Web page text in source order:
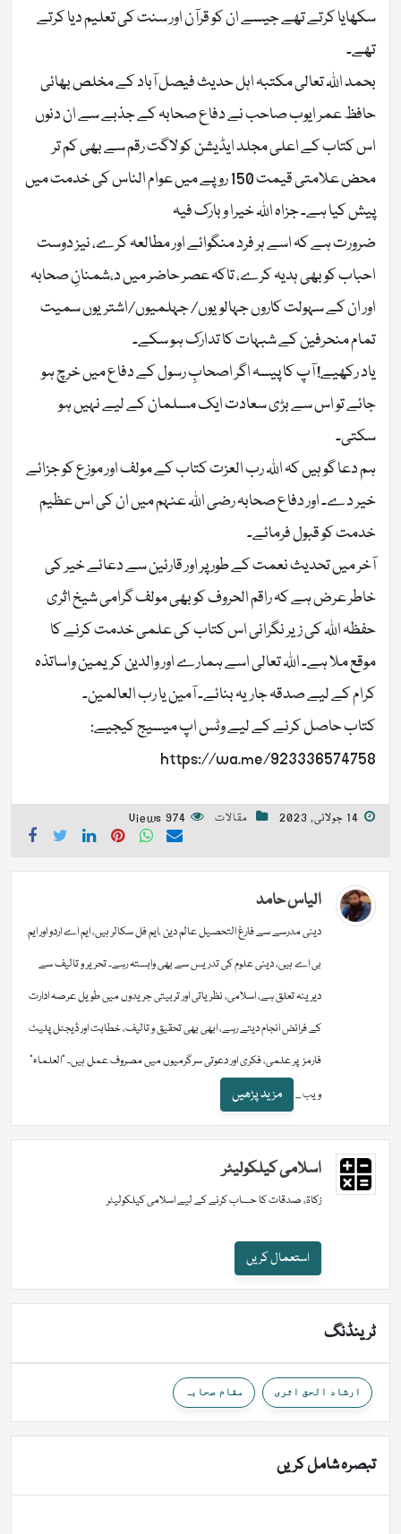
سکھایا کرتے تھے جیسے ان کو قرآن اور سنت کی تعلیم دیا کرتے
تھے۔
بحمد اللہ تعالی مکتبہ اہل حدیث فیصل آباد کے مخلص بھائی
حافظ عمر ایوب صاحب نے دفاع صحابہ کے جذبے سے ان دنوں
اس کتاب کے اعلی مجلد ایڈیشن کو لاگت رقم سے بھی کم تر
محض علامتی قیمت 150 روپے میں عوام الناس کی خدمت میں
پیش کیا ہے۔ جزاہ اللہ خیرا وبارک فیہ
ضرورت ہے کہ اسے ہر فرد منگوائے اور مطالعہ کرے، نیز دوست
احباب کو بھی ہدیہ کرے، تاکہ عصر حاضر میں د،شمنانِ صحابہ
اور ان کے سہولت کاروں جہالویوں/ جہلمیوں/اشتریوں سمیت
تمام منحرفین کے شبہات کا تدارک ہو سکے۔
یاد رکھیے! آپ کا پیسہ اگر اصحابِ رسول کے دفاع میں خرچ ہو
جائے تو اس سے بڑی سعادت ایک مسلمان کے لیے نہیں ہو
سکتی۔
ہم دعا گو ہیں کہ اللہ رب العزت کتاب کے مولف اور موزع کو جزائے
خیر دے۔ اور دفاع صحابہ رضی اللہ عنہم میں ان کی اس عظیم
خدمت کو قبول فرمائے۔
آخر میں تحدیث نعمت کے طور پر اور قارئین سے دعائے خیر کی
خاطر عرض ہے کہ راقم الحروف کو بھی مولف گرامی شیخ اثری
حفظہ اللہ کی زیر نگرانی اس کتاب کی علمی خدمت کرنے کا
موقع ملا ہے۔ اللہ تعالی اسے ہمارے اور والدین کریمین واساتذہ
کرام کے لیے صدقہ جاریہ بنائے۔ آمین یا رب العالمین۔
کتاب حاصل کرنے کے لیے وٹس اپ میسیج کیجیے:
https://wa.me/923336574758
14 جولائی, 2023 مقالات 974 Views
الیاس حامد
دینی مدرسے سے فارغ التحصیل عالم دین ،ایم فل سکالر ہیں، ایم اے اردو اور ایم
بی اے ہیں، دینی علوم کی تدریس سے بھی وابستہ رہے۔ تحریر و تالیف سے
دیرینہ تعلق ہے، اسلامی، نظریاتی اور تربیتی جریدوں میں طویل عرصہ ادارت
کے فرائض انجام دیتے رہے، ابھی بھی تحقیق و تالیف، خطابت اور ڈیجٹل پلیٹ
فارمز پر علمی، فکری اور دعوتی سرگرمیوں میں مصروف عمل ہیں۔ "العلماء"
ویب ...
مزید پڑھیں
اسلامی کیلکولیٹر
زکاۃ، صدقات کا حساب کرنے کے لیے اسلامی کیلکولیٹر
استعمال کریں
ٹرینڈنگ
ارشاد الحق اثری مقام صحابہ
تبصرہ شامل کریں